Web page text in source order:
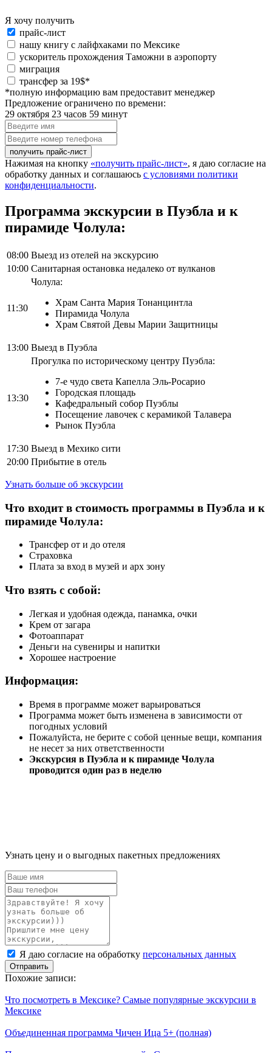
Я хочу получить
Я
хочу
получить:
прайс-лист
нашу книгу с лайфхаками по Мексике
ускоритель прохождения Таможни в аэропорту
миграция
special_offer2
трансфер за 19$*
*полную информацию вам предоставит менеджер
Предложение ограничено по времени:
29 октября 23 часов 59 минут
Введите
имя
Введите
номер
телефона
Нажимая на кнопку «получить прайс-лист», я даю согласие на
обработку данных и соглашаюсь с условиями политики
конфиденциальности.
Программа экскурсии в Пуэбла и к
пирамиде Чолула:
08:00 Выезд из отелей на экскурсию
10:00 Санитарная остановка недалеко от вулканов
11:30
Чолула:
Храм Санта Мария Тонанцинтла
Пирамида Чолула
Храм Святой Девы Марии Защитницы
13:00 Выезд в Пуэбла
13:30
Прогулка по историческому центру Пуэбла:
7-е чудо света Капелла Эль-Росарио
Городская площадь
Кафедральный собор Пуэблы
Посещение лавочек с керамикой Талавера
Рынок Пуэбла
17:30 Выезд в Мехико сити
20:00 Прибытие в отель
Узнать больше об экскурсии
Что входит в стоимость программы в Пуэбла и к
пирамиде Чолула:
Трансфер от и до отеля
Страховка
Плата за вход в музей и арх зону
Что взять с собой:
Легкая и удобная одежда, панамка, очки
Крем от загара
Фотоаппарат
Деньги на сувениры и напитки
Хорошее настроение
Информация:
Время в программе может варьироваться
Программа может быть изменена в зависимости от
погодных условий
Пожалуйста, не берите с собой ценные вещи, компания
не несет за них ответственности
Экскурсия в Пуэбла и к пирамиде Чолула
проводится один раз в неделю
Узнать цену и о выгодных пакетных предложениях
Ваше
имя
Ваш
телефон
Комментарий
Я
даю
согласие
обработку
персональных
данных
Я даю согласие на обработку персональных данных
Похожие записи:
Что посмотреть в Мексике? Самые популярные экскурсии в
Мексике
Объединенная программа Чичен Ица 5+ (полная)